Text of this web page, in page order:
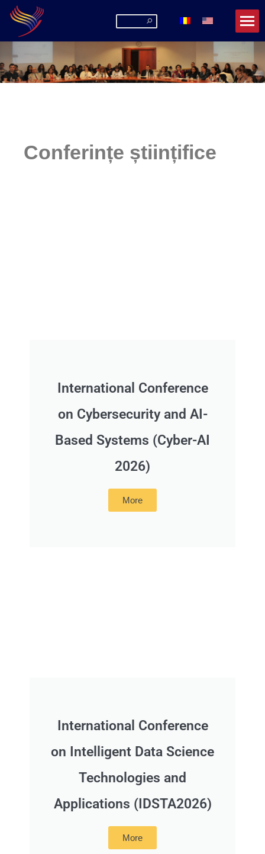
Conferințe științifice
International Conference
on Cybersecurity and AI-
Based Systems (Cyber-AI
2026)
More
International Conference
on Intelligent Data Science
Technologies and
Applications (IDSTA2026)
More